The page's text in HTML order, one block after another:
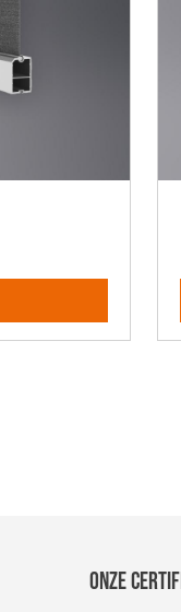
Onze